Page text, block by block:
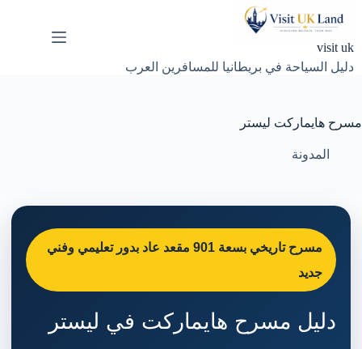
visit uk
دليل السياحة في بريطانيا للمسافرين العرب
مسرح هايماركت ليستر
المدونة
مسرح تاريخي بسعة 901 مقعد عاد بدور تعليمي وفني
جديد
دليل مسرح هايماركت في ليستر